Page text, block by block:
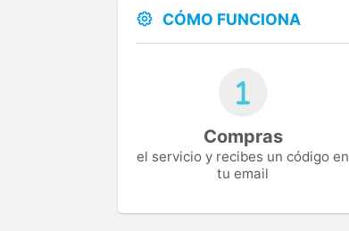
CÓMO FUNCIONA
Compras
el servicio y recibes un código en
tu email